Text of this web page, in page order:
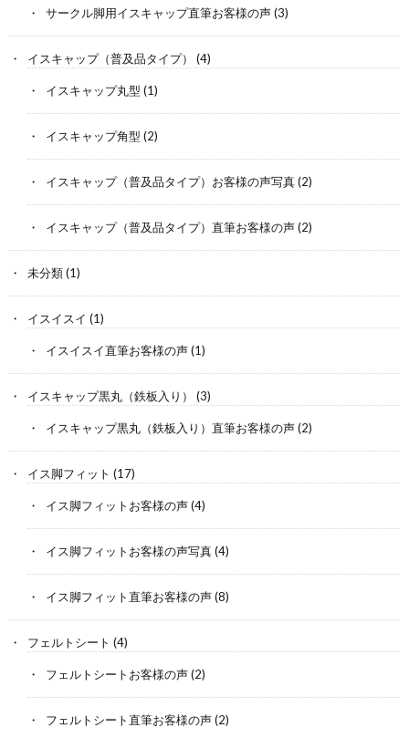
サークル脚用イスキャップ直筆お客様の声(3)
イスキャップ（普及品タイプ） (4)
イスキャップ丸型 (1)
イスキャップ角型 (2)
イスキャップ（普及品タイプ）お客様の声写真(2)
イスキャップ（普及品タイプ）直筆お客様の声(2)
未分類(1)
イスイスイ (1)
イスイスイ直筆お客様の声(1)
イスキャップ黒丸（鉄板入り） (3)
イスキャップ黒丸（鉄板入り）直筆お客様の声(2)
イス脚フィット (17)
イス脚フィットお客様の声(4)
イス脚フィットお客様の声写真(4)
イス脚フィット直筆お客様の声(8)
フェルトシート (4)
フェルトシートお客様の声(2)
フェルトシート直筆お客様の声(2)